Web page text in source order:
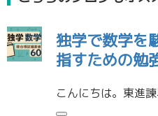
独学で数学を
指すための勉